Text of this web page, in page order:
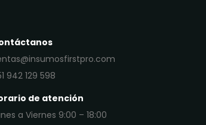
942 129 598
de atención
a Viernes 9:00 – 18:00